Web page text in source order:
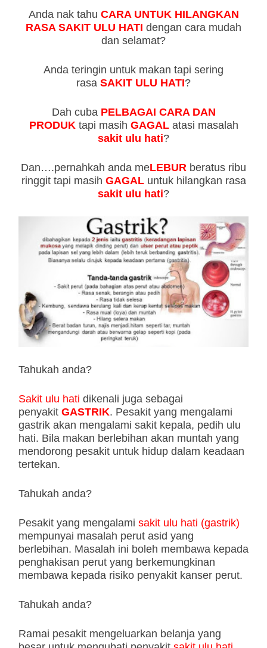
Anda nak tahu CARA UNTUK HILANGKAN
RASA SAKIT ULU HATI dengan cara mudah
dan selamat?
Anda teringin untuk makan tapi sering
rasa SAKIT ULU HATI?
Dah cuba PELBAGAI CARA DAN
PRODUKtapi masih GAGALatasi masalah
sakit ulu hati?
Dan….pernahkah anda meLEBUR beratus ribu
ringgit tapi masih GAGAL untuk hilangkan rasa
sakit ulu hati?
Tahukah anda?
Sakit ulu hati dikenali juga sebagai
penyakit GASTRIK. Pesakit yang mengalami
gastrik akan mengalami sakit kepala, pedih ulu
hati. Bila makan berlebihan akan muntah yang
mendorong pesakit untuk hidup dalam keadaan
tertekan.
Tahukah anda?
Pesakit yang mengalami sakit ulu hati (gastrik)
mempunyai masalah perut asid yang
berlebihan. Masalah ini boleh membawa kepada
penghakisan perut yang berkemungkinan
membawa kepada risiko penyakit kanser perut.
Tahukah anda?
Ramai pesakit mengeluarkan belanja yang